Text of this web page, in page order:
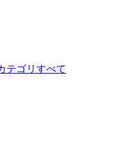
テゴリすべて